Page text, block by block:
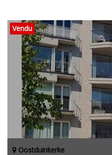
Vendu
Oostduinkerke